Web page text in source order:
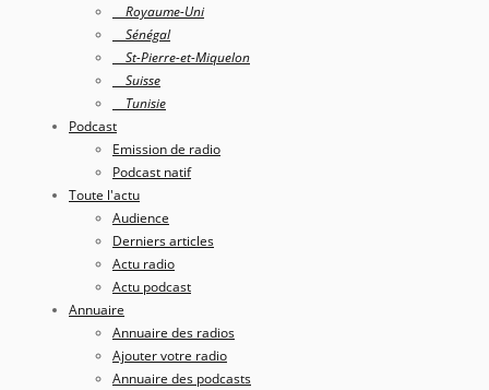
Royaume-Uni
Sénégal
St-Pierre-et-Miquelon
Suisse
Tunisie
Podcast
Emission de radio
Podcast natif
Toute l'actu
Audience
Derniers articles
Actu radio
Actu podcast
Annuaire
Annuaire des radios
Ajouter votre radio
Annuaire des podcasts